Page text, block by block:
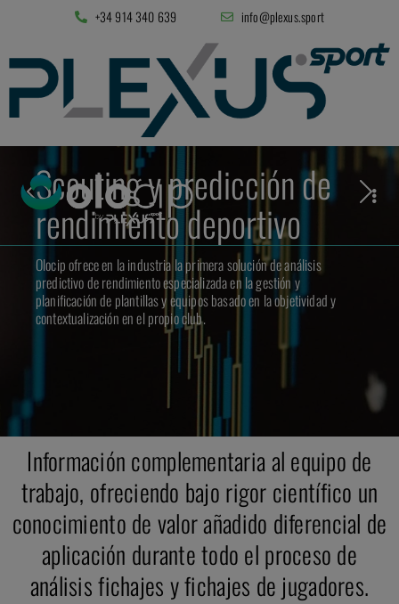
+34 914 340 639 info@plexus.sport
Scouting y predicción de
rendimiento deportivo
Olocip ofrece en la industria la primera solución de análisis
predictivo de rendimiento especializada en la gestión y
planificación de plantillas y equipos basado en la objetividad y
contextualización en el propio club.
Información complementaria al equipo de
trabajo, ofreciendo bajo rigor científico un
conocimiento de valor añadido diferencial de
aplicación durante todo el proceso de
análisis fichajes y fichajes de jugadores.